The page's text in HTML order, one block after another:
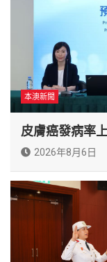
本澳新聞
皮膚癌發病率
2026年8月6日